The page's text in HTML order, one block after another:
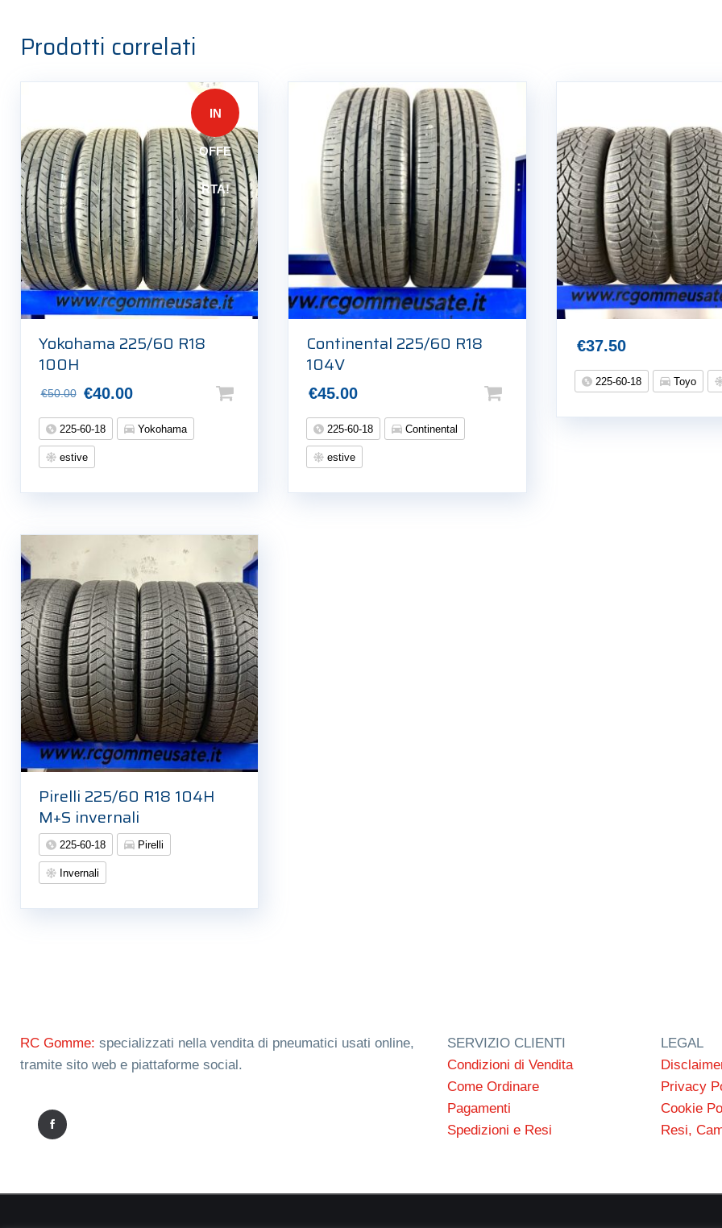
Prodotti correlati
IN
OFFE
RTA!
Yokohama 225/60 R18
100H
€50.00 Il
prezzo
originale
era:
€50.00.
€40.00Il
prezzo
attuale
€40.00.
225-60-18 Yokohama
estive
Continental 225/60 R18
104V
€45.00
225-60-18 Continental
estive
€37.50
225-60-18 Toyo
Pirelli 225/60 R18 104H
M+S invernali
225-60-18 Pirelli
Invernali
RC Gomme: specializzati nella vendita di pneumatici usati online,
tramite sito web e piattaforme social.
SERVIZIO CLIENTI
Condizioni di Vendita
Come Ordinare
Pagamenti
Spedizioni e Resi
LEGAL
Privacy
Cookie
Resi,